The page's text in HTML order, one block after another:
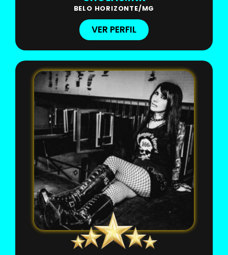
BELO HORIZONTE/MG
VER PERFIL